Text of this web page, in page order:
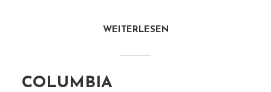
WEITERLESEN
COLUMBIA